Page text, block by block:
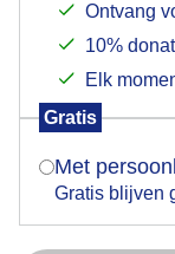
Ontvang
10%
Elk
Gratis
Met
Gratis blijven
Indien je hier
verschijnt er
Is